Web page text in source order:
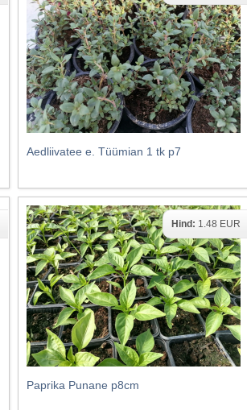
Aedliivatee e. Tüümian 1 tk p7
Paprika Punane p8cm
Hind: 1.48 EUR